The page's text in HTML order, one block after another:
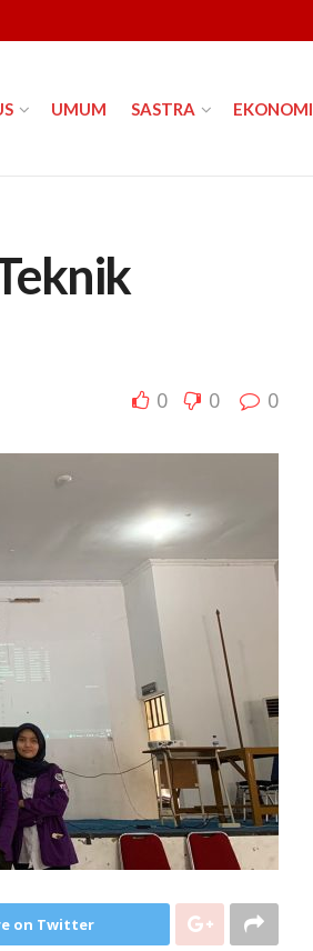
UMUM SASTRA EKONOMI
0 0 0
on Twitter